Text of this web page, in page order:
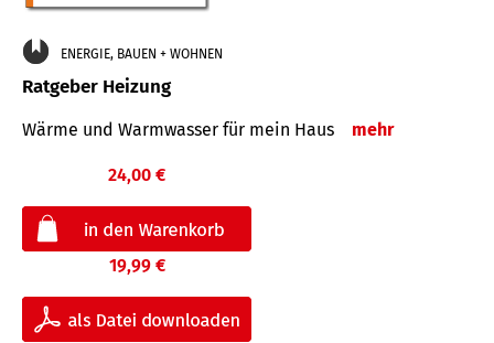
ENERGIE, BAUEN + WOHNEN
Ratgeber Heizung
Wärme und Warmwasser für mein Haus mehr
24,00 €
19,99 €